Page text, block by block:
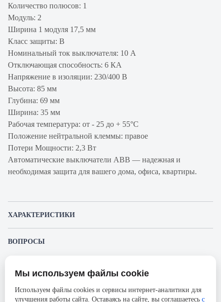
Количество полюсов: 1
Модуль: 2
Ширина 1 модуля 17,5 мм
Класс защиты: В
Номинальный ток выключателя: 10 А
Отключающая способность: 6 КА
Напряжение в изоляции: 230/400 В
Высота: 85 мм
Глубина: 69 мм
Ширина: 35 мм
Рабочая температура: от - 25 до + 55°С
Положение нейтральной клеммы: правое
Потери Мощности: 2,3 Вт
Автоматические выключатели ABB — надежная и
необходимая защита для вашего дома, офиса, квартиры.
ХАРАКТЕРИСТИКИ
дифференциальным током
Производитель
ABB
ВОПРОСЫ
Представленные изображения и характеристики могут отличаться от реального
без предварительного уведомления. Компания АйДистрибьют не несёт
ответственности в случае не соответствия текущей модели товаров фотографиям,
Мы используем файлы cookie
Используем файлы cookies и сервисы интернет-аналитики для
улучшения работы сайта. Оставаясь на сайте, вы соглашаетесь с